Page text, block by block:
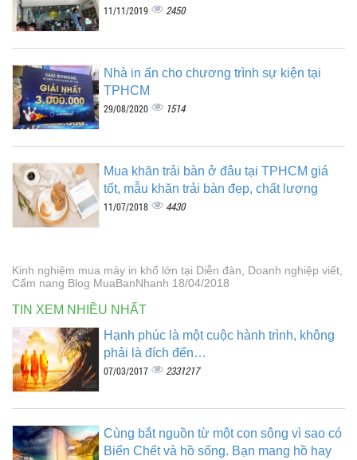
11/11/2019 2450
Nhà in ấn cho chương trình sự kiện tại
TPHCM
29/08/2020 1514
Mua khăn trải bàn ở đâu tại TPHCM giá
tốt, mẫu khăn trải bàn đẹp, chất lượng
11/07/2018 4430
Kinh nghiệm mua máy in khổ lớn tại Diễn đàn, Doanh nghiệp viết,
Cẩm nang Blog MuaBanNhanh 18/04/2018
TIN XEM NHIỀU NHẤT
Hạnh phúc là một cuộc hành trình, không
phải là đích đến…
07/03/2017 2331217
Cùng bắt nguồn từ một con sông vì sao có
Biển Chết và hồ sống. Bạn mang hồ hay